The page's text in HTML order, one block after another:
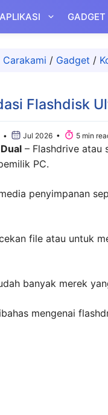
APLIKASI GADGET
Carakami / Gadget /
Flashdisk
• Jul 2026 • 5 min
– Flashdrive atau
PC.
penyimpanan
file atau untuk
banyak merek
mengenai